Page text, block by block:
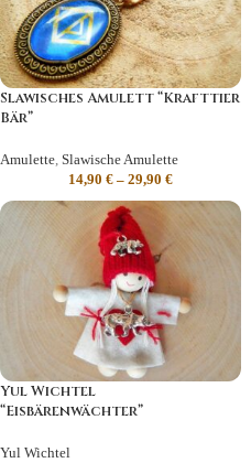
Slawisches Amulett “Krafttier
Bär”
Amulette, Slawische Amulette
14,90 € – 29,90 €
Yul Wichtel
“Eisbärenwächter”
Yul Wichtel